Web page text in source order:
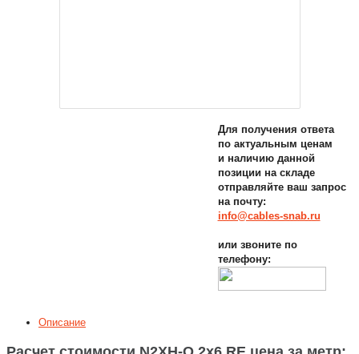
Для получения ответа
по актуальным ценам
и наличию данной
позиции на складе
отправляйте ваш запрос
на почту:
info@cables-snab.ru
или звоните по
телефону:
Описание